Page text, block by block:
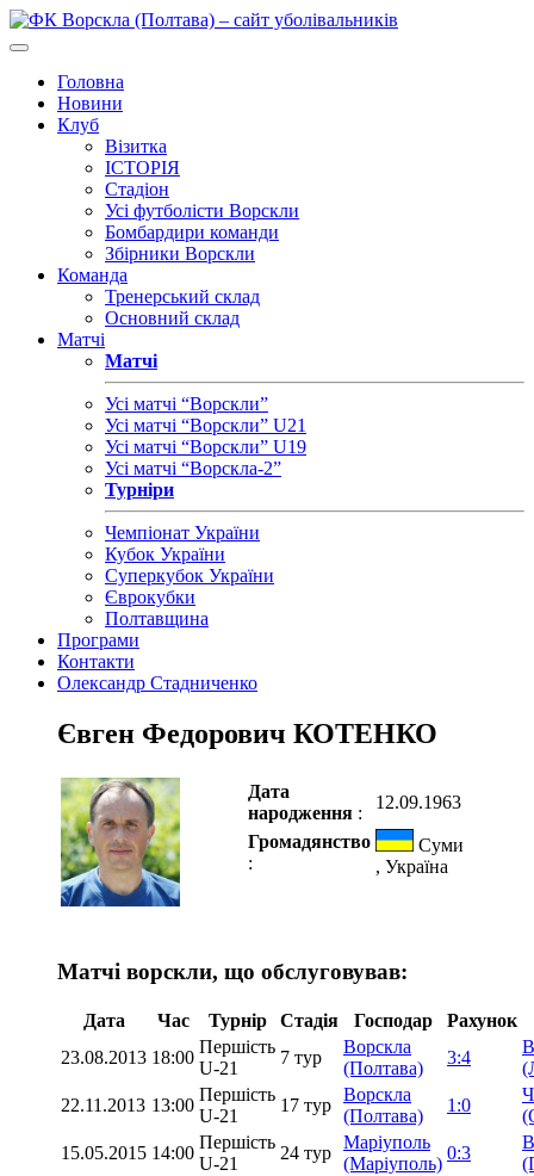
Головна
Новини
Клуб
Візитка
ІСТОРІЯ
Стадіон
Усі футболісти Ворскли
Бомбардири команди
Збірники Ворскли
Команда
Тренерський склад
Основний склад
Матчі
Матчі
Усі матчі “Ворскли”
Усі матчі “Ворскли” U21
Усі матчі “Ворскли” U19
Усі матчі “Ворскла-2”
Турніри
Чемпіонат України
Кубок України
Суперкубок України
Єврокубки
Полтавщина
Програми
Контакти
Олександр Стадниченко
Євген Федорович КОТЕНКО
Дата
народження :
12.09.1963
Громадянство
:
Суми
, Україна
Матчі ворскли, що обслуговував:
Дата Час Турнір Стадія Господар
Рахунок
23.08.2013 18:00
Першість
U-21
7 тур
Ворскла
(Полтава)
3:4
22.11.2013 13:00
Першість
U-21
17 тур
Ворскла
(Полтава)
1:0
15.05.2015 14:00
Першість
U-21
24 тур
Маріуполь
(Маріуполь)
0:3